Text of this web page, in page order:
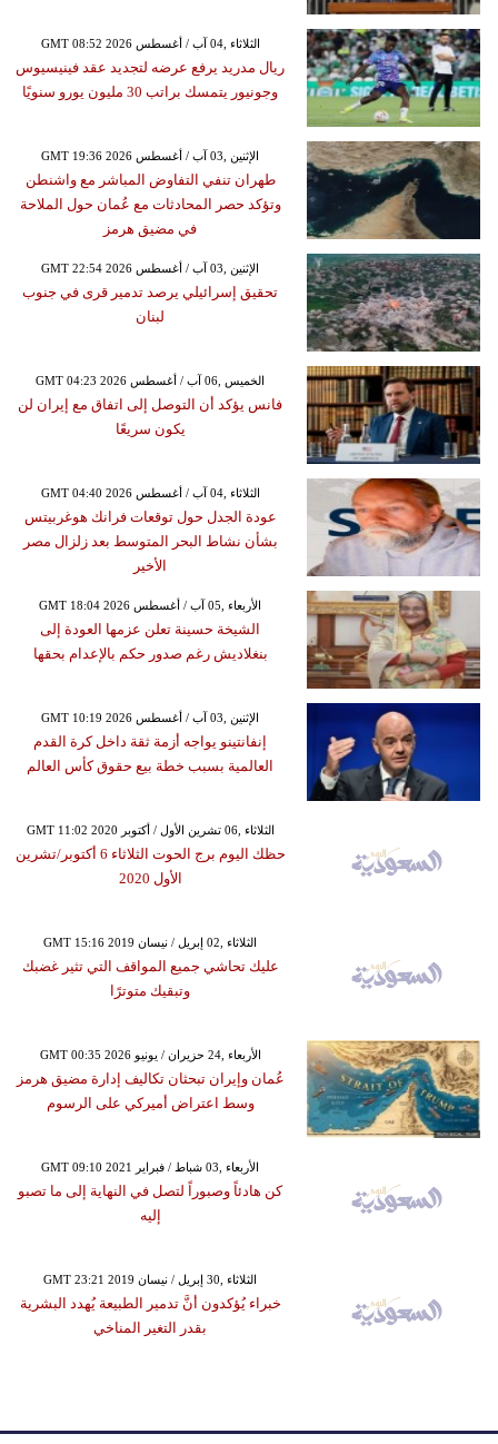
GMT 08:52 2026 الثلاثاء ,04 آب / أغسطس
ريال مدريد يرفع عرضه لتجديد عقد فينيسيوس
وجونيور يتمسك براتب 30 مليون يورو سنويًا
GMT 19:36 2026 الإثنين ,03 آب / أغسطس
طهران تنفي التفاوض المباشر مع واشنطن
وتؤكد حصر المحادثات مع عُمان حول الملاحة
في مضيق هرمز
GMT 22:54 2026 الإثنين ,03 آب / أغسطس
تحقيق إسرائيلي يرصد تدمير قرى في جنوب
لبنان
GMT 04:23 2026 الخميس ,06 آب / أغسطس
فانس يؤكد أن التوصل إلى اتفاق مع إيران لن
يكون سريعًا
GMT 04:40 2026 الثلاثاء ,04 آب / أغسطس
عودة الجدل حول توقعات فرانك هوغربيتس
بشأن نشاط البحر المتوسط بعد زلزال مصر
الأخير
GMT 18:04 2026 الأربعاء ,05 آب / أغسطس
الشيخة حسينة تعلن عزمها العودة إلى
بنغلاديش رغم صدور حكم بالإعدام بحقها
GMT 10:19 2026 الإثنين ,03 آب / أغسطس
إنفانتينو يواجه أزمة ثقة داخل كرة القدم
العالمية بسبب خطة بيع حقوق كأس العالم
GMT 11:02 2020 الثلاثاء ,06 تشرين الأول / أكتوبر
حظك اليوم برج الحوت الثلاثاء 6 أكتوبر/تشرين
الأول 2020
GMT 15:16 2019 الثلاثاء ,02 إبريل / نيسان
عليك تحاشي جميع المواقف التي تثير غضبك
وتبقيك متوترًا
GMT 00:35 2026 الأربعاء ,24 حزيران / يونيو
عُمان وإيران تبحثان تكاليف إدارة مضيق هرمز
وسط اعتراض أميركي على الرسوم
GMT 09:10 2021 الأربعاء ,03 شباط / فبراير
كن هادئاً وصبوراً لتصل في النهاية إلى ما تصبو
إليه
GMT 23:21 2019 الثلاثاء ,30 إبريل / نيسان
خبراء يُؤكدون أنَّ تدمير الطبيعة يُهدد البشرية
بقدر التغير المناخي